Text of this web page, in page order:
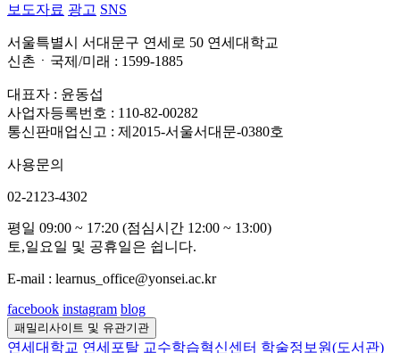
보도자료 광고 SNS
서울특별시 서대문구 연세로 50 연세대학교
신촌ㆍ국제/미래 : 1599-1885
대표자 : 윤동섭
사업자등록번호 : 110-82-00282
통신판매업신고 : 제2015-서울서대문-0380호
사용문의
02-2123-4302
평일 09:00 ~ 17:20 (점심시간 12:00 ~ 13:00)
토,일요일 및 공휴일은 쉽니다.
E-mail : learnus_office@yonsei.ac.kr
facebook instagram blog
패밀리사이트 및 유관기관
연세대학교 연세포탈 교수학습혁신센터 학술정보원(도서관)